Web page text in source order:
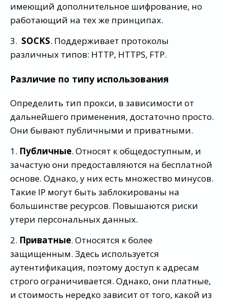
имеющий дополнительное шифрование, но
работающий на тех же принципах.
3. SOCKS. Поддерживает протоколы
различных типов: HTTP, HTTPS, FTP.
Различие по типу использования
Определить тип прокси, в зависимости от
дальнейшего применения, достаточно просто.
Они бывают публичными и приватными.
1. Публичные. Относят к общедоступным, и
зачастую они предоставляются на бесплатной
основе. Однако, у них есть множество минусов.
Такие IP могут быть заблокированы на
большинстве ресурсов. Повышаются риски
утери персональных данных.
2. Приватные. Относятся к более
защищенным. Здесь используется
аутентификация, поэтому доступ к адресам
строго ограничивается. Однако, они платные,
и стоимость нередко зависит от того, какой из